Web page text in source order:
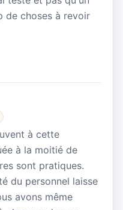
de choses à revoir
à cette
à la moitié de
sont pratiques.
du personnel laisse
avons même